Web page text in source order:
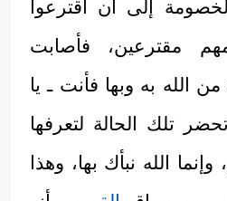
إلى أن اقترعوا
مقترعين، فأصابت
الله به وبها فأنت ـ يا
تلك الحالة لتعرفها
الله نبأك بها، وهذا